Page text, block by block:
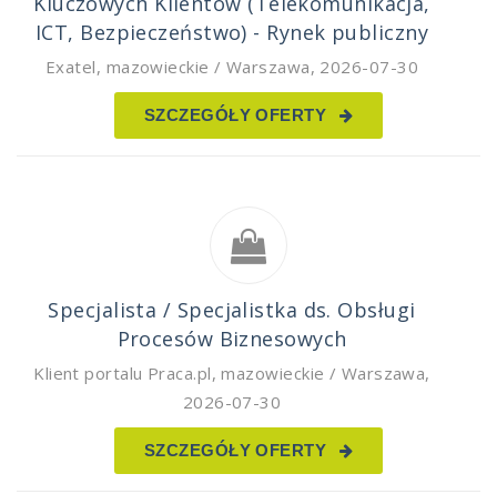
ICT, Bezpieczeństwo) - Rynek publiczny
Exatel, mazowieckie / Warszawa, 2026-07-30
SZCZEGÓŁY OFERTY
Specjalista / Specjalistka ds. Obsługi
Procesów Biznesowych
Klient portalu Praca.pl,mazowieckie / Warszawa,
2026-07-30
SZCZEGÓŁY OFERTY